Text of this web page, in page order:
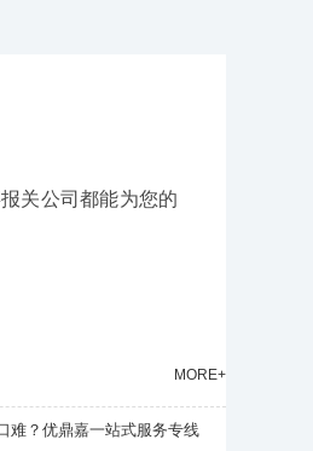
关公司都能为您的
MORE+
难？优鼎嘉一站式服务专线